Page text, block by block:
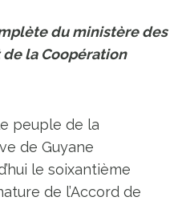
du ministère des
la Coopération
peuple de la
de Guyane
le soixantième
de l’Accord de